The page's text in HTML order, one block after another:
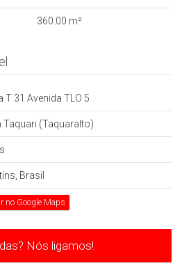
360.00 m²
T 31 Avenida TLO 5
Taquari (Taquaralto)
Brasil
no Google Maps
Nós ligamos!